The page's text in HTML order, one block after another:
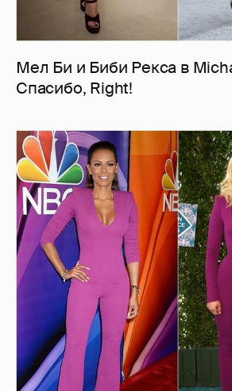
Мел Би и Биби Рекса в
Спасибо, Right!